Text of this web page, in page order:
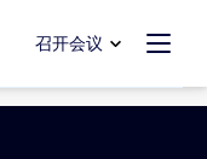
召开会议